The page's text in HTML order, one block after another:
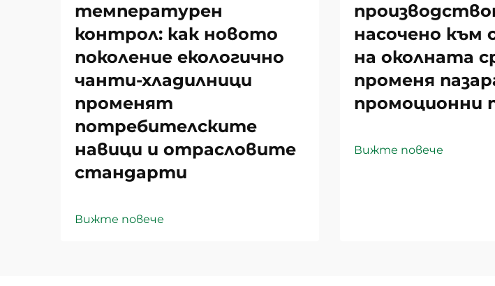
температурен
контрол: как новото
поколение екологично
чанти-хладилници
променят
потребителските
навици и отрасловите
стандарти
Вижте повече
насочено към
на околната
променя
промоционни
Вижте повече